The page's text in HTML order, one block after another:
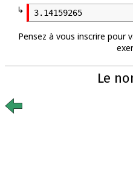
↳
Pensez à vous inscrire pour
Le